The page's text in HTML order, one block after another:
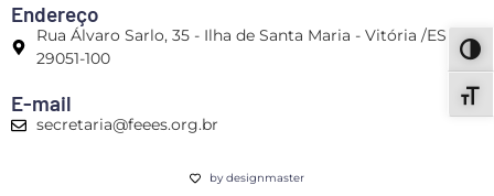
Endereço
Rua Álvaro Sarlo, 35 - Ilha de Santa Maria - Vitória /ES -
29051-100
E-mail
secretaria@feees.org.br
by designmaster